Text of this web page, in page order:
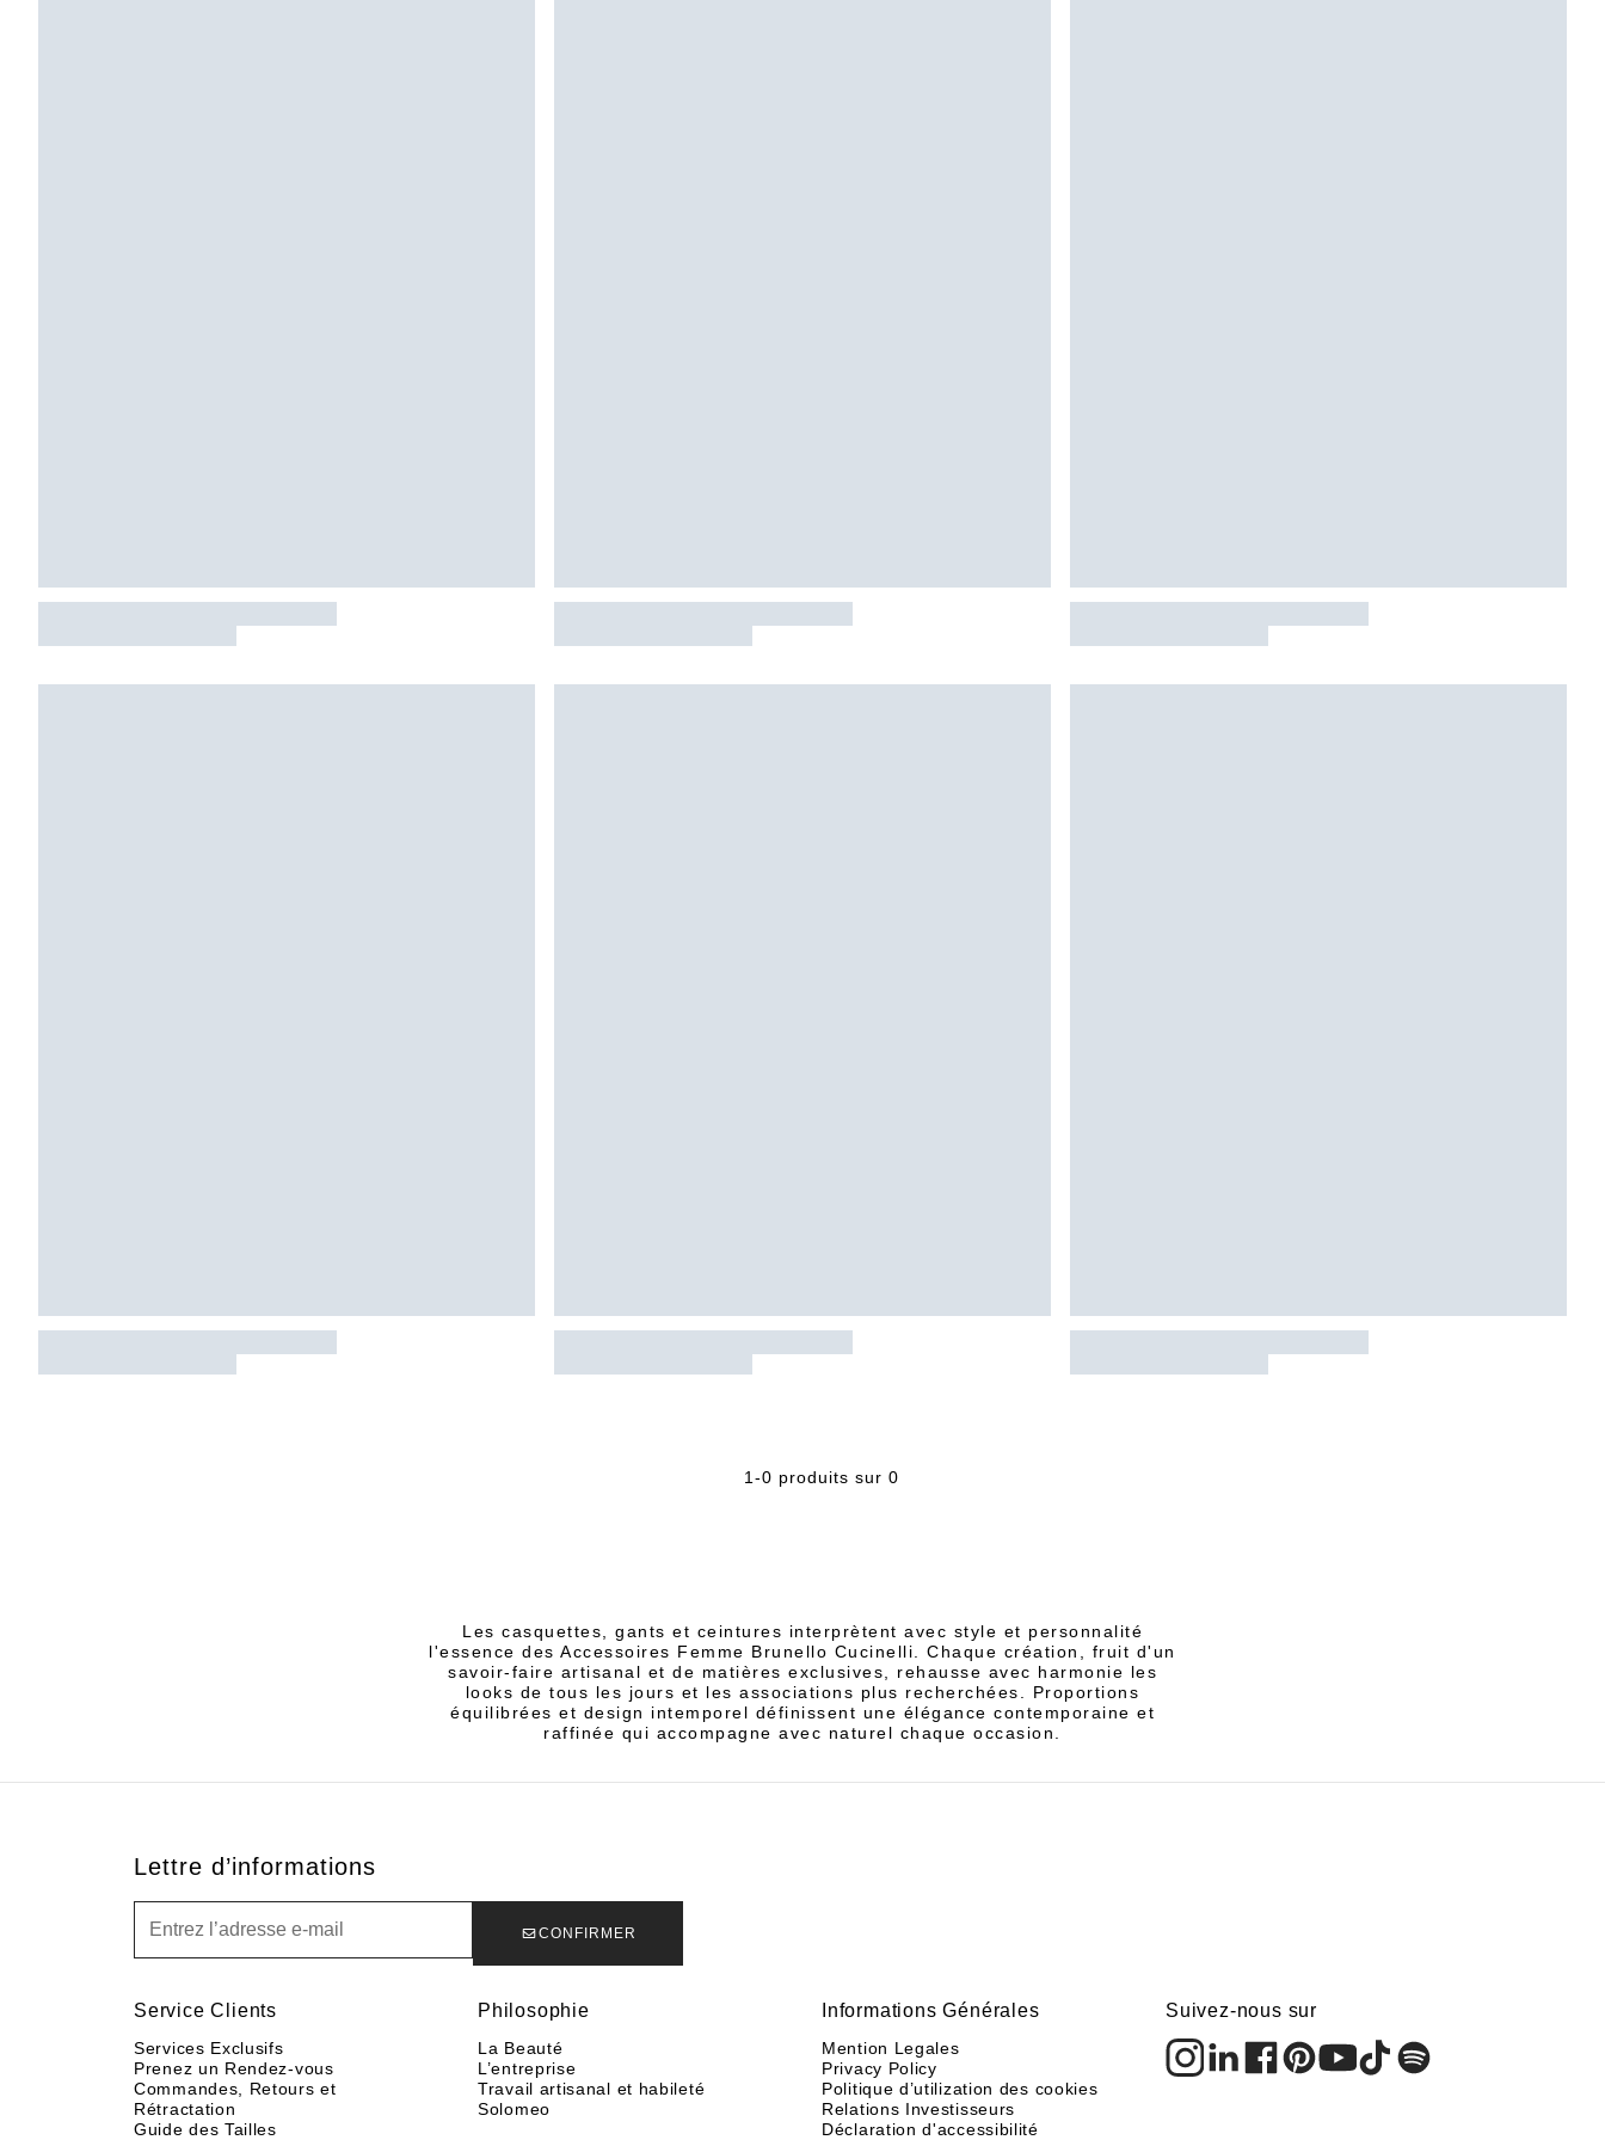
1-0 produits sur 0
Les casquettes, gants et ceintures interprètent avec style et personnalité
l'essence des Accessoires Femme Brunello Cucinelli. Chaque création, fruit d'un
savoir-faire artisanal et de matières exclusives, rehausse avec harmonie les
looks de tous les jours et les associations plus recherchées. Proportions
équilibrées et design intemporel définissent une élégance contemporaine et
raffinée qui accompagne avec naturel chaque occasion.
Lettre d’informations
CONFIRMER
Service Clients
Services Exclusifs
Prenez un Rendez-vous
Commandes, Retours et
Rétractation
Guide des Tailles
Philosophie
La Beauté
L’entreprise
Travail artisanal et habileté
Solomeo
Informations Générales
Mention Legales
Privacy Policy
Politique d’utilization des cookies
Relations Investisseurs
Déclaration d'accessibilité
Suivez-nous sur